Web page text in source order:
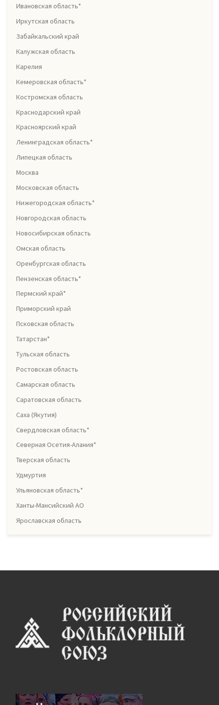
Ивановская область*
Иркутская область
Забайкальский край
Калужская область
Карелия
Кемеровская область*
Костромская область
Краснодарский край
Красноярский край
Ленинградская область*
Липецкая область
Москва
Московская область
Нижегородская область*
Новгородская область
Новосибирская область
Омская область
Оренбургская область
Пензенская область*
Пермский край*
Приморский край
Псковская область
Татарстан*
Тульская область
Ростовская область
Самарская область
Саратовская область
Саха (Якутия)
Свердловская область*
Северная Осетия-Алания*
Тверская область
Удмуртия
Ульяновская область*
Ханты-Мансийский АО
Ярославская область